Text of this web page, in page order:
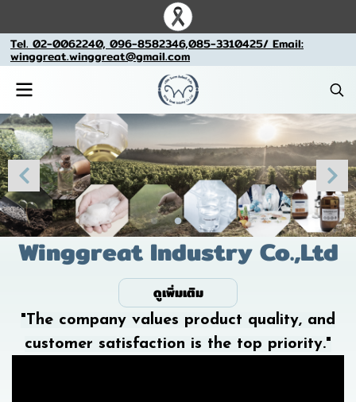
Tel. 02-0062240, 096-8582346,085-3310425/ Email:
winggreat.winggreat@gmail.com
Winggreat Industry Co.,Ltd
ดูเพิ่มเติม
"The company values product quality, and
customer satisfaction is the top priority."